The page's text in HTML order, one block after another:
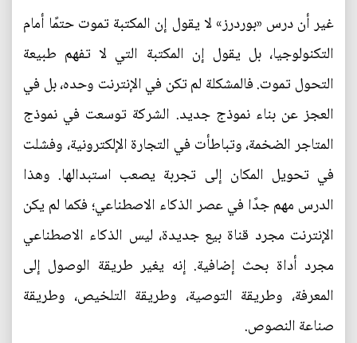
غير أن درس «بوردرز» لا يقول إن المكتبة تموت حتمًا أمام
التكنولوجيا، بل يقول إن المكتبة التي لا تفهم طبيعة
التحول تموت. فالمشكلة لم تكن في الإنترنت وحده، بل في
العجز عن بناء نموذج جديد. الشركة توسعت في نموذج
المتاجر الضخمة، وتباطأت في التجارة الإلكترونية، وفشلت
في تحويل المكان إلى تجربة يصعب استبدالها. وهذا
الدرس مهم جدًا في عصر الذكاء الاصطناعي؛ فكما لم يكن
الإنترنت مجرد قناة بيع جديدة، ليس الذكاء الاصطناعي
مجرد أداة بحث إضافية. إنه يغير طريقة الوصول إلى
المعرفة، وطريقة التوصية، وطريقة التلخيص، وطريقة
صناعة النصوص.